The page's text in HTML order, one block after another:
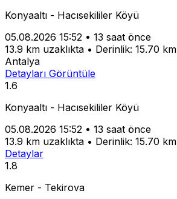
Konyaaltı - Hacısekililer Köyü
05.08.2026 15:52 • 13 saat önce
13.9 km uzaklıkta • Derinlik: 15.70 km
Antalya
Detayları Görüntüle
1.6
Konyaaltı - Hacısekililer Köyü
05.08.2026 15:52 • 13 saat önce
13.9 km uzaklıkta • Derinlik: 15.70 km
Detaylar
1.8
Kemer - Tekirova